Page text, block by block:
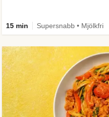
15 min Supersnabb • Mjölkfri